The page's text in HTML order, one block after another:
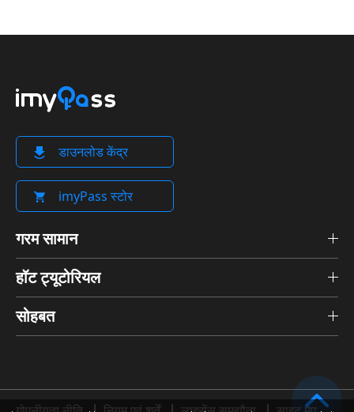
डाउनलोड केंद्र
imyPass स्टोर
गरम सामान
हॉट ट्यूटोरियल
सोहबत